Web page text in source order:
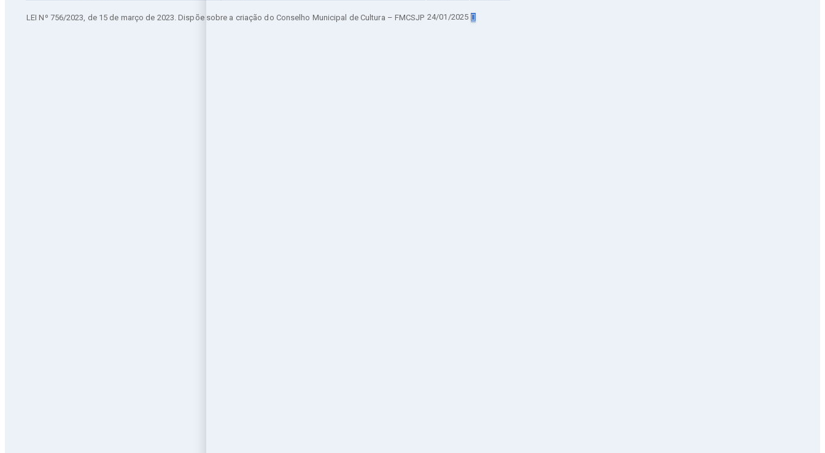
LEI Nº 756/2023, de 15 de março de 2023. Dispõe sobre a criação do Conselho Municipal de Cultura – FMCSJP 24/01/2025